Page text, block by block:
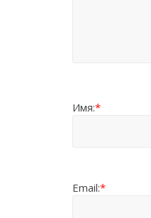
Имя:*
Email:*